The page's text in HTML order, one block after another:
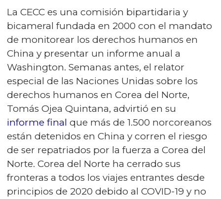
La CECC es una comisión bipartidaria y
bicameral fundada en 2000 con el mandato
de monitorear los derechos humanos en
China y presentar un informe anual a
Washington. Semanas antes, el relator
especial de las Naciones Unidas sobre los
derechos humanos en Corea del Norte,
Tomás Ojea Quintana, advirtió en su
informe final que más de 1.500 norcoreanos
están detenidos en China y corren el riesgo
de ser repatriados por la fuerza a Corea del
Norte. Corea del Norte ha cerrado sus
fronteras a todos los viajes entrantes desde
principios de 2020 debido al COVID-19 y no